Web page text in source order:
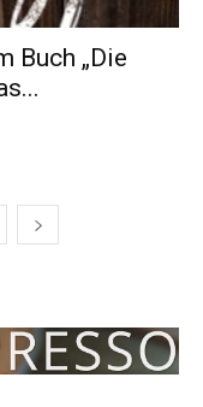
Buch „Die